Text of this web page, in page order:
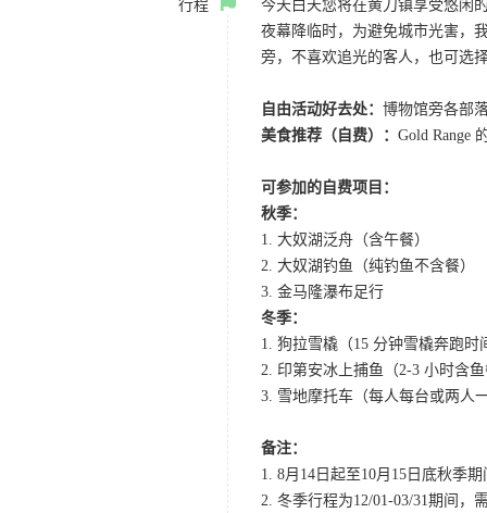
行程
今天白天您将在黄刀镇享受悠闲
夜幕降临时，为避免城市光害，
旁，不喜欢追光的客人，也可选
自由活动好去处： 博物馆旁各部
美食推荐（自费）： Gold Range
可参加的自费项目：
秋季：
1. 大奴湖泛舟（含午餐）
2. 大奴湖钓鱼（纯钓鱼不含餐）
3. 金马隆瀑布足行
冬季：
1. 狗拉雪橇（15 分钟雪橇奔跑
2. 印第安冰上捕鱼（2-3 小时含
3. 雪地摩托车（每人每台或两人
备注：
1. 8月14日起至10月15日底秋季
2. 冬季行程为12/01-03/31期间，